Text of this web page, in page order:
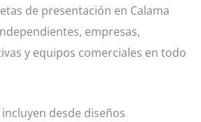
de presentación en Calama
empresas,
y equipos comerciales en todo
desde diseños